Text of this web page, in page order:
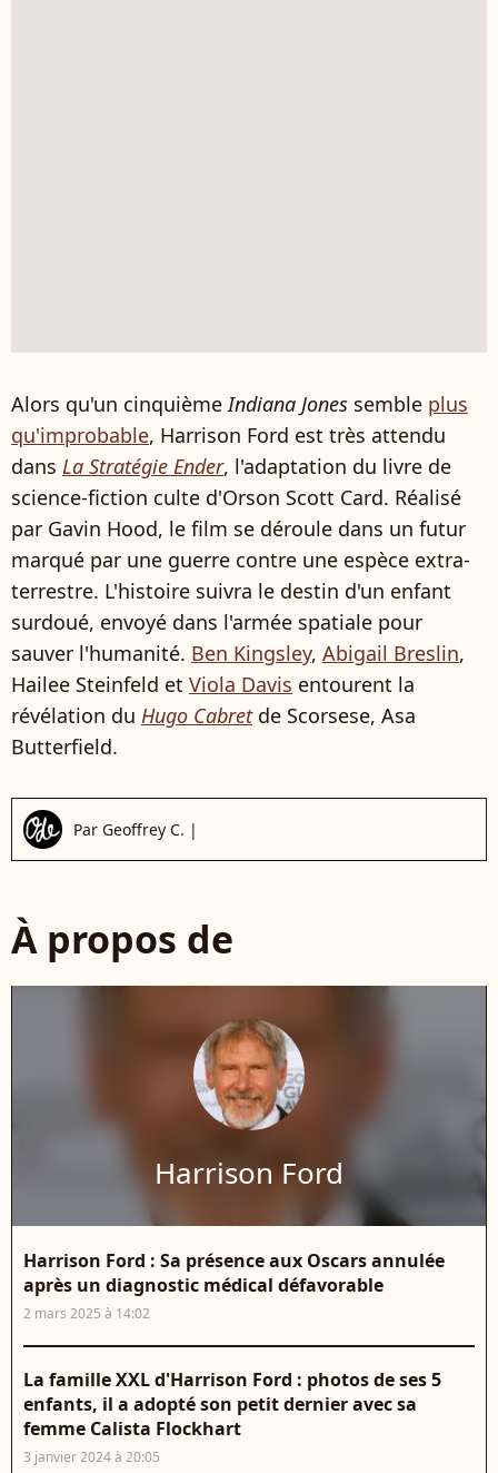
Alors qu'un cinquième Indiana Jones semble plus
qu'improbable, Harrison Ford est très attendu
dans La Stratégie Ender, l'adaptation du livre de
science-fiction culte d'Orson Scott Card. Réalisé
par Gavin Hood, le film se déroule dans un futur
marqué par une guerre contre une espèce extra-
terrestre. L'histoire suivra le destin d'un enfant
surdoué, envoyé dans l'armée spatiale pour
sauver l'humanité. Ben Kingsley, Abigail Breslin,
Hailee Steinfeld et Viola Davis entourent la
révélation du Hugo Cabretde Scorsese, Asa
Butterfield.
Par Geoffrey C. |
À propos de
Harrison Ford
Harrison Ford : Sa présence aux Oscars annulée
après un diagnostic médical défavorable
2 mars 2025 à 14:02
La famille XXL d'Harrison Ford : photos de ses 5
enfants, il a adopté son petit dernier avec sa
femme Calista Flockhart
3 janvier 2024 à 20:05